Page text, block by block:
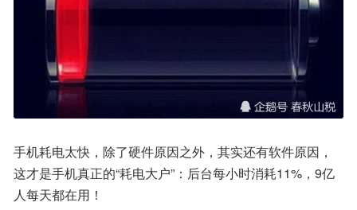
手机耗电太快，除了硬件原因之外，其实还有软件原因，
这才是手机真正的“耗电大户”：后台每小时消耗11%，9亿
人每天都在用！